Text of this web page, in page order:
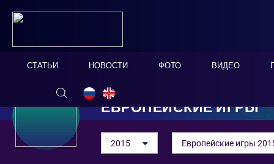
СТАТЬИ НОВОСТИ ФОТО ВИДЕО
ЕВРОПЕЙСКИЕ ИГРЫ
2015 Европейские игры